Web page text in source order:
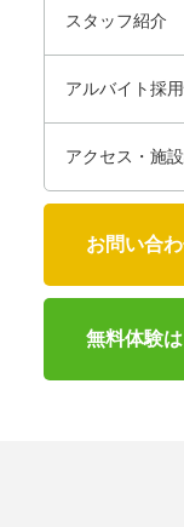
スタッフ紹介
アルバイト採
アクセス・施
お問い合
無料体験